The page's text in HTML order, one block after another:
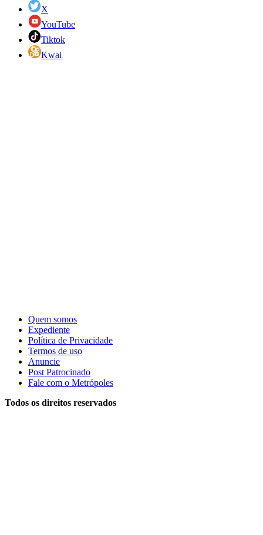
X
YouTube
Tiktok
Kwai
Quem somos
Expediente
Política de Privacidade
Termos de uso
Anuncie
Post Patrocinado
Fale com o Metrópoles
Todos os direitos reservados